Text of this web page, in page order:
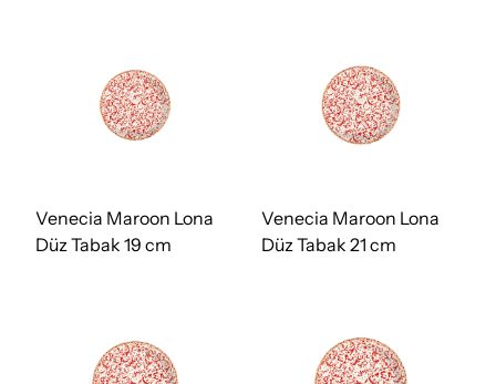
Venecia Maroon Lona
Düz Tabak 19 cm
Venecia Maroon Lona
Düz Tabak 21 cm